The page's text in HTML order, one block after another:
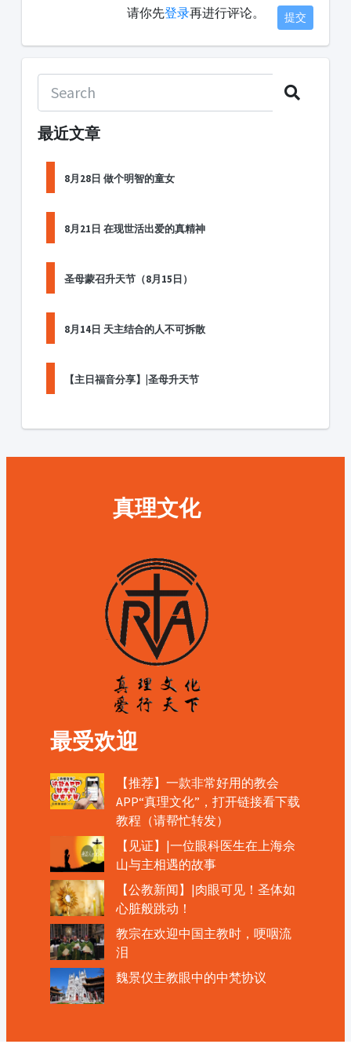
请你先登录再进行评论。 提交
最近文章
8月28日 做个明智的童女
8月21日 在现世活出爱的真精神
圣母蒙召升天节（8月15日）
8月14日 天主结合的人不可拆散
【主日福音分享】|圣母升天节
真理文化
最受欢迎
【推荐】一款非常好用的教会
APP“真理文化”，打开链接看下载
教程（请帮忙转发）
【见证】|一位眼科医生在上海佘
山与主相遇的故事
【公教新闻】|肉眼可见！圣体如
心脏般跳动！
教宗在欢迎中国主教时，哽咽流
泪
魏景仪主教眼中的中梵协议